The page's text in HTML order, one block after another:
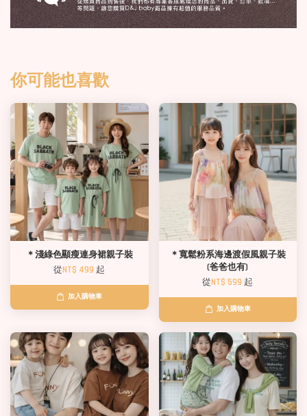
你可能也喜歡
＊淺綠色顯瘦連身裙親子裝
從NT$ 499 起
加入購物車
＊寬鬆粉系海邊渡假風親子裝
(爸爸也有)
從NT$ 599 起
加入購物車